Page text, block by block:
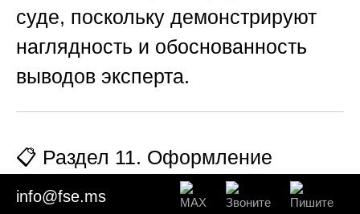
суде, поскольку демонстрируют
наглядность и обоснованность
выводов эксперта.
📋 Раздел 11. Оформление
заключения и фототаблиц для
info@fse.ms